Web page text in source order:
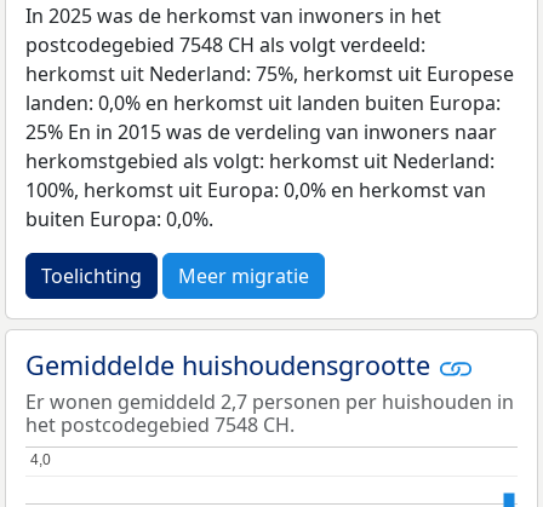
In 2025 was de herkomst van inwoners in het
postcodegebied 7548 CH als volgt verdeeld:
herkomst uit Nederland: 75%, herkomst uit Europese
landen: 0,0% en herkomst uit landen buiten Europa:
25% En in 2015 was de verdeling van inwoners naar
herkomstgebied als volgt: herkomst uit Nederland:
100%, herkomst uit Europa: 0,0% en herkomst van
buiten Europa: 0,0%.
Toelichting Meer migratie
Gemiddelde huishoudensgrootte
Er wonen gemiddeld 2,7 personen per huishouden in
het postcodegebied 7548 CH.
4,0
4,0